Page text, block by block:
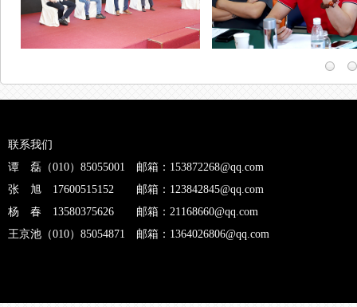
联系我们
谭 磊（010）85055001 邮箱：153872268@qq.com
张 旭 17600515152 邮箱：123842845@qq.com
杨 春 13580375626 邮箱：21168660@qq.com
王京池（010）85054871 邮箱：1364026806@qq.com